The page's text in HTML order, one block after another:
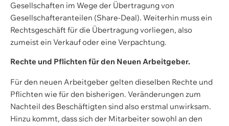
Gesellschaften im Wege der Übertragung von
Gesellschafteranteilen (Share-Deal). Weiterhin muss ein
Rechtsgeschäft für die Übertragung vorliegen, also
zumeist ein Verkauf oder eine Verpachtung.
Rechte und Pflichten für den Neuen Arbeitgeber.
Für den neuen Arbeitgeber gelten dieselben Rechte und
Pflichten wie für den bisherigen. Veränderungen zum
Nachteil des Beschäftigten sind also erstmal unwirksam.
Hinzu kommt, dass sich der Mitarbeiter sowohl an den